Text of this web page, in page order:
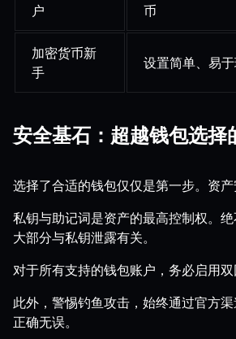
户
币
加密货币新
手
设置简单、易
安全基石：超越钱包选择
选择了合适的钱包仅仅是第一步。资
私钥与助记词是资产的最高控制权。
大部分与私钥泄露有关。
对于所有支持的钱包账户，务必启用
此外，警惕钓鱼攻击，始终通过官方
正确无误。